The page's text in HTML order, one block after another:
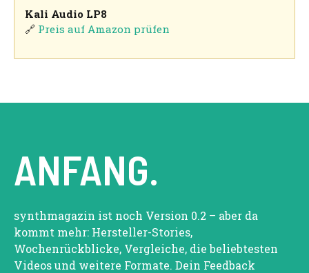
Kali Audio LP8
🔗 Preis auf Amazon prüfen
ANFANG.
synthmagazin ist noch Version 0.2 – aber da
kommt mehr: Hersteller-Stories,
Wochenrückblicke, Vergleiche, die beliebtesten
Videos und weitere Formate. Dein Feedback